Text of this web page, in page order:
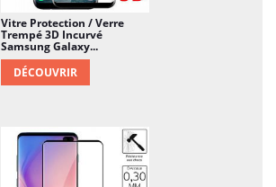
Vitre Protection / Verre
Trempé 3D Incurvé
Samsung Galaxy...
DÉCOUVRIR